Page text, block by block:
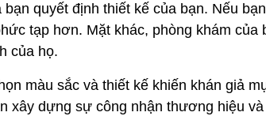
quyết định thiết kế của bạn. Nếu
tạp hơn. Mặt khác, phòng khám của
của họ.
màu sắc và thiết kế khiến khán giả
xây dựng sự công nhận thương hiệu